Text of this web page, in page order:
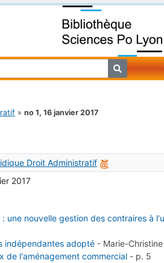
» no 1, 16 janvier 2017
Droit Administratif
2017
une nouvelle gestion des contraires à
indépendantes adopté - Marie-
de l'aménagement commercial - p. 5